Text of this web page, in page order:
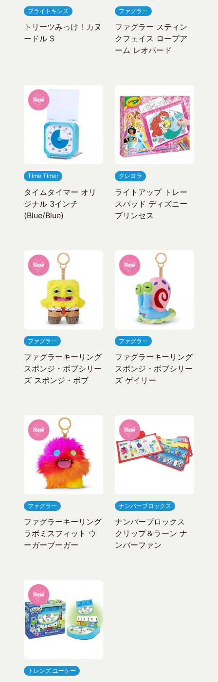
ブライトキンズ
トリーツみっけ！カヌ
ードル S
ファグラー
ファグラー スティン
クフェイス ロープア
ーム レオパード
Time Timer
タイムタイマー オリ
ジナル 3インチ
(Blue/Blue)
クレヨラ
ライトアップ トレー
スパッド ディズニー
プリンセス
ファグラー
ファグラーキーリング
スポンジ・ボブシリー
ズ スポンジ・ボブ
ファグラー
ファグラーキーリング
スポンジ・ボブシリー
ズ ゲイリー
ファグラー
ファグラーキーリング
ラボミスフィット ウ
ーガーブーガー
ナンバーブロックス
ナンバーブロックス
クリップ＆ラーン ナ
ンバーファン
トレンズ ユーケー